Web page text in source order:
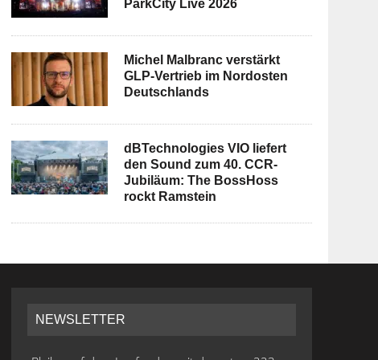
ParkCity Live 2026
Michel Malbranc verstärkt
GLP-Vertrieb im Nordosten
Deutschlands
dBTechnologies VIO liefert
den Sound zum 40. CCR-
Jubiläum: The BossHoss
rockt Ramstein
NEWSLETTER